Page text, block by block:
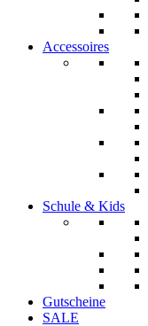
Accessoires
Schule & Kids
Gutscheine
SALE